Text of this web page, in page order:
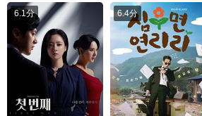
6.1分 6.4分